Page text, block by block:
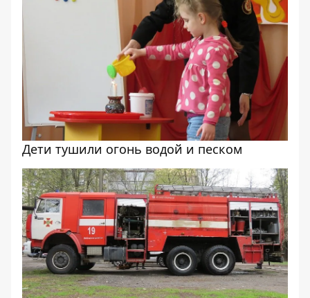
Дети тушили огонь водой и песком